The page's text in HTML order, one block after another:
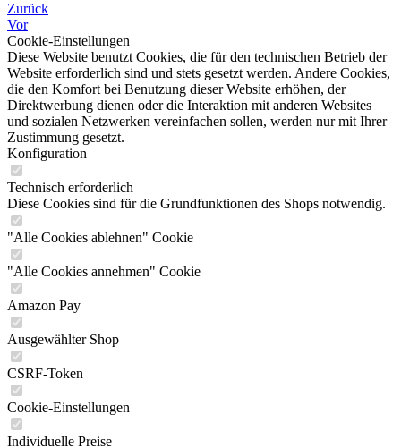
Zurück
Vor
Cookie-Einstellungen
Diese Website benutzt Cookies, die für den technischen Betrieb der
Website erforderlich sind und stets gesetzt werden. Andere Cookies,
die den Komfort bei Benutzung dieser Website erhöhen, der
Direktwerbung dienen oder die Interaktion mit anderen Websites
und sozialen Netzwerken vereinfachen sollen, werden nur mit Ihrer
Zustimmung gesetzt.
Konfiguration
Technisch erforderlich
Diese Cookies sind für die Grundfunktionen des Shops notwendig.
"Alle Cookies ablehnen" Cookie
"Alle Cookies annehmen" Cookie
Amazon Pay
Ausgewählter Shop
CSRF-Token
Cookie-Einstellungen
Individuelle Preise